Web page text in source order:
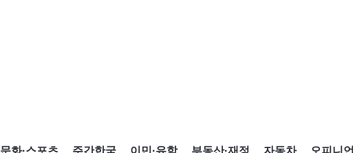
문화·스포츠 주간한국 이민·유학 부동산·재정 자동차 오피니언